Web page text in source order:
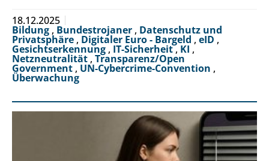
18.12.2025
Bildung , Bundestrojaner , Datenschutz und
Privatsphäre , Digitaler Euro - Bargeld , eID ,
Gesichtserkennung , IT-Sicherheit, KI ,
Netzneutralität , Transparenz/Open
Government , UN-Cybercrime-Convention ,
Überwachung